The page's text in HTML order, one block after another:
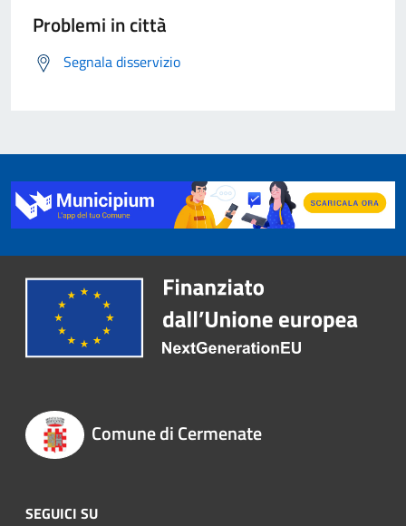
Problemi in città
Segnala disservizio
Comune di Cermenate
SEGUICI SU